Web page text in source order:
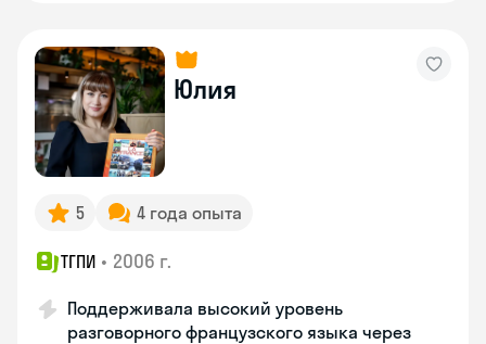
Юлия
5 4 года опыта
ТГПИ • 2006 г.
Поддерживала высокий уровень
разговорного французского языка через